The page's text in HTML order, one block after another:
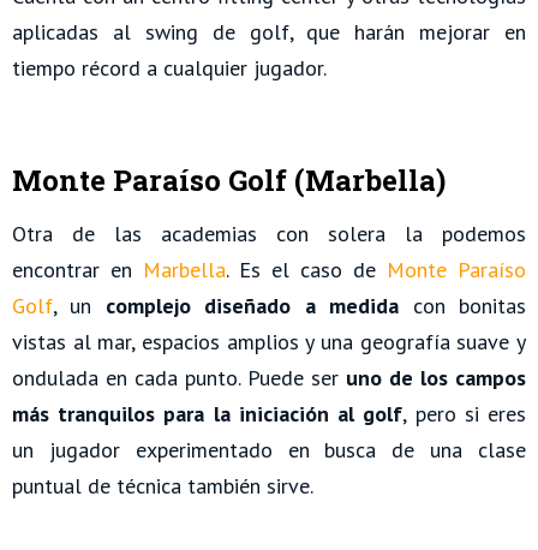
aplicadas al swing de golf, que harán mejorar en
tiempo récord a cualquier jugador.
Monte Paraíso Golf (Marbella)
Otra de las academias con solera la podemos
encontrar en Marbella. Es el caso de Monte Paraíso
Golf, un complejo diseñado a medida con bonitas
vistas al mar, espacios amplios y una geografía suave y
ondulada en cada punto. Puede ser uno de los campos
más tranquilos para la iniciación al golf, pero si eres
un jugador experimentado en busca de una clase
puntual de técnica también sirve.